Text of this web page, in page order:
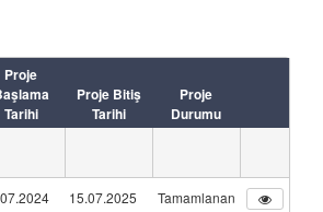
Proje
Tarihi
Proje Bitiş
Tarihi
Proje
Durumu
15.07.2025 Tamamlanan